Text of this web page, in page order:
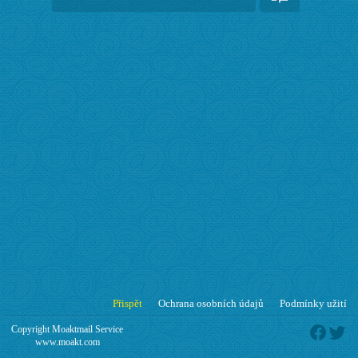
Podmínky užití
Ochrana osobních údajů
Přispět
Copyright Moaktmail Service
www.moakt.com